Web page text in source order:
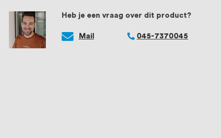
Heb je een vraag over dit product?
Mail 045-7370045